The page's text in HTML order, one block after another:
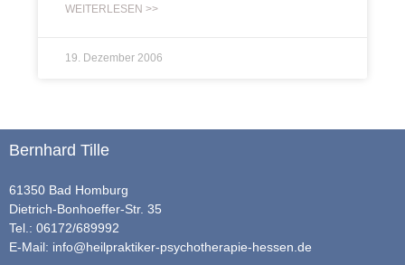
WEITERLESEN >>
19. Dezember 2006
Bernhard Tille
61350 Bad Homburg
Dietrich-Bonhoeffer-Str. 35
Tel.: 06172/689992
E-Mail: info@heilpraktiker-psychotherapie-hessen.de